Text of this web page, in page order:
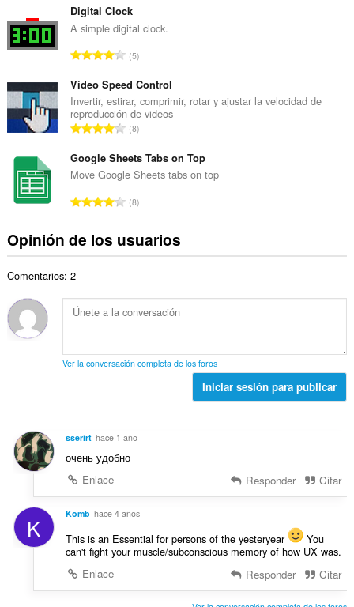
o
t
a
d
e
v
a
o
r
c
o
n
:
m
e
o
o
t
a
d
e
a
o
r
i
o
s
Digital Clock
A simple digital clock.
N
m
e
r
o
o
t
a
e
v
o
r
c
i
s
5
Video Speed Control
Invertir, estirar, comprimir, rotar y ajustar la velocidad de
reproducción de videos
N
m
e
o
o
t
d
e
l
i
o
s
:
8
Google Sheets Tabs on Top
Move Google Sheets tabs on top
N
e
t
o
l
l
o
c
i
n
:
8
Opinión de los usuarios
Comentarios: 2
Ver la conversación completa de los foros
Iniciar sesión para publicar
sserirt hace 1 año
очень удобно
Enlace
Responder Citar
K Komb hace 4 años
This is an Essential for persons of the yesteryear
You
can't fight your muscle/subconscious memory of how UX was.
Enlace
Responder Citar